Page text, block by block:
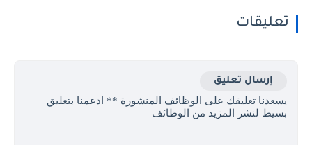
تعليقات
إرسال تعليق
يسعدنا تعليقك على الوظائف المنشورة ** ادعمنا بتعليق
بسيط لنشر المزيد من الوظائف